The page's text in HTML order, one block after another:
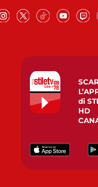
di
HD